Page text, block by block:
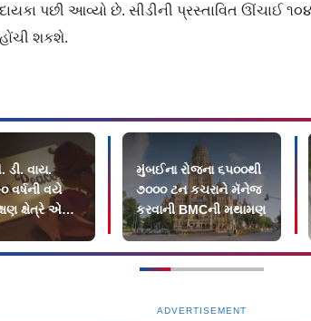
પછી આવ્યો છે. સીડીની પ્રસ્તાવિત ઊંચાઈ
શકશે.
ડી. વાય.
વર્ષની વયે
ક્ષેત્રે એક
મુંબઈના રોજના ૬૫૦૦થી
૭૦૦૦ ટન કચરાને મૅનેજ
કરવાની BMCની મથામણ
ADVERTISEMENT